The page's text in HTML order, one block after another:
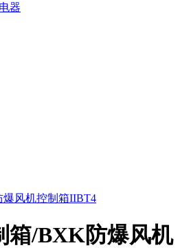
器
箱/BXK防爆风机